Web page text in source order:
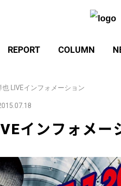
REPORT COLUMN
也 LIVEインフォメーション
インフォメー